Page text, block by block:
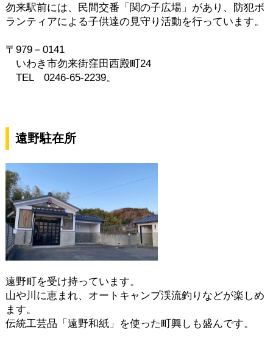
勿来駅前には、民間交番「関の子広場」があり、防犯ボ
ランティアによる子供達の見守り活動を行っています。
〒979－0141
いわき市勿来街窪田西殿町24
TEL 0246-65-2239。
遠野駐在所
遠野町を受け持っています。
山や川に恵まれ、オートキャンプ渓流釣りなどが楽しめ
ます。
伝統工芸品「遠野和紙」を使った町興しも盛んです。